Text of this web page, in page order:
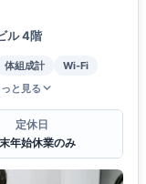
ル 4階
体組成計
Wi-Fi
っと見る
定休日
年始休業のみ